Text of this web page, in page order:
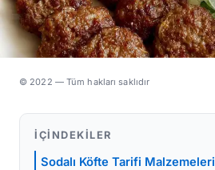
© 2022 — Tüm hakları saklıdır
İÇINDEKILER
Sodalı Köfte Tarifi Malzemeleri